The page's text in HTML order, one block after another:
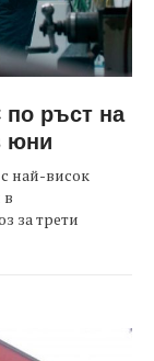
ръст на
юни
най-висок
за трети